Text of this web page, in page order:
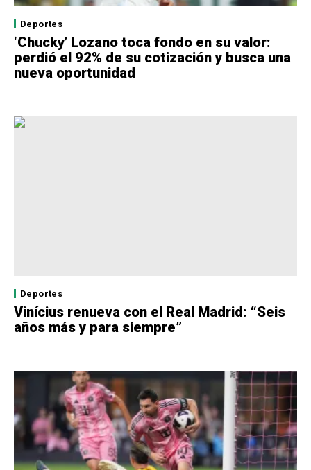
Deportes
‘Chucky’ Lozano toca fondo en su valor:
perdió el 92% de su cotización y busca una
nueva oportunidad
Deportes
Vinícius renueva con el Real Madrid: “Seis
años más y para siempre”